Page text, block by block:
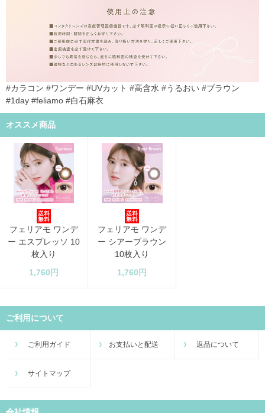
#カラコン #ワンデー #UVカット #高含水 #うるおい #ブラウン
#1day #feliamo #白石麻衣
オススメ商品
フェリアモ ワンデ
ー エスプレッソ 10
枚入り
1,760円
フェリアモ ワンデ
ー シアーブラウン
10枚入り
1,760円
ご利用について
ご利用ガイド お支払いと配送 返品について
サイトマップ